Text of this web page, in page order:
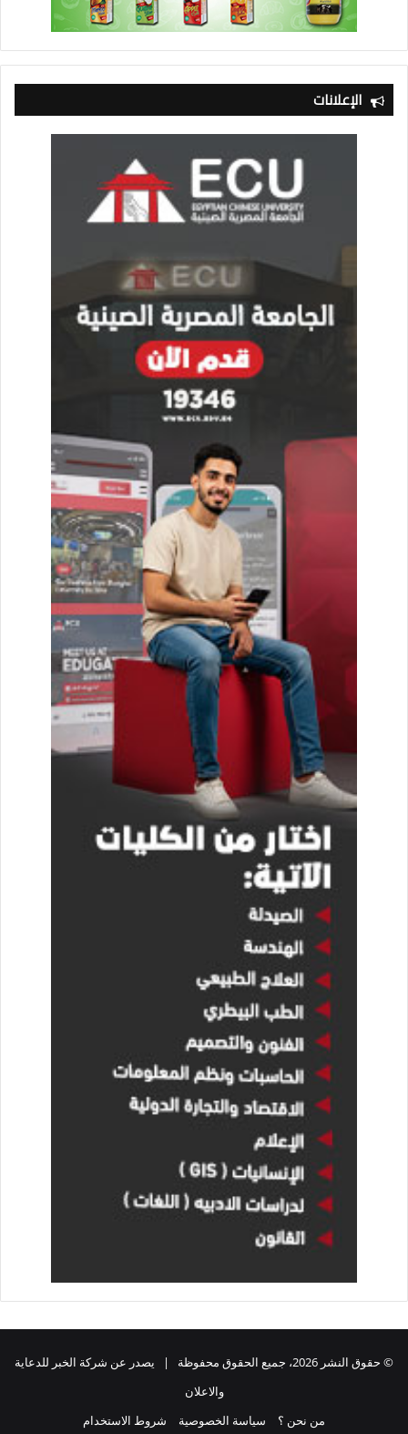
الإعلانات
© حقوق النشر 2026، جميع الحقوق محفوظة | يصدر عن شركة الخبر للدعاية
والاعلان
من نحن ؟
سياسة الخصوصية شروط الاستخدام